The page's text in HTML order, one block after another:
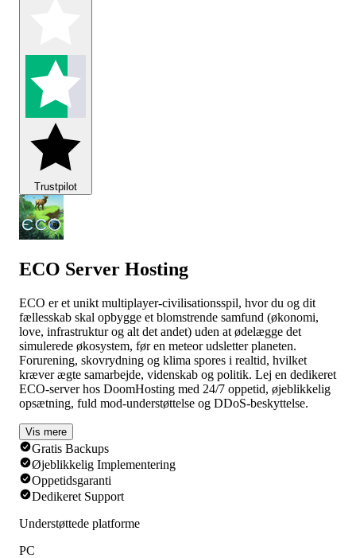
Trustpilot
ECO Server Hosting
ECO er et unikt multiplayer-civilisationsspil, hvor du og dit
fællesskab skal opbygge et blomstrende samfund (økonomi,
love, infrastruktur og alt det andet) uden at ødelægge det
simulerede økosystem, før en meteor udsletter planeten.
Forurening, skovrydning og klima spores i realtid, hvilket
kræver ægte samarbejde, videnskab og politik. Lej en dedikeret
ECO-server hos DoomHosting med 24/7 oppetid, øjeblikkelig
opsætning, fuld mod-understøttelse og DDoS-beskyttelse.
Vis mere
Gratis Backups
Øjeblikkelig Implementering
Oppetidsgaranti
Dedikeret Support
Understøttede platforme
PC